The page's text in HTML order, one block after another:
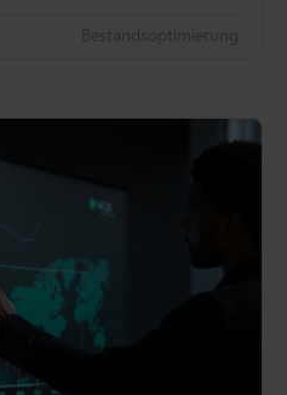
Bestandsoptimierung